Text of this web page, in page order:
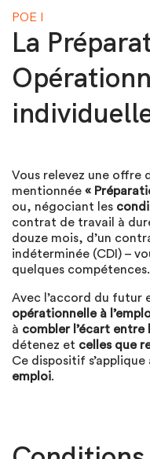
POE I
La
Vous relevez une offre
mentionnée «
ou, négociant les
contrat de travail à
douze mois, d’un
indéterminée (CDI) –
quelques compétences.
Avec l’accord du futur
opérationnelle à
à combler l’écart entre
détenez et celles que
Ce dispositif
emploi.